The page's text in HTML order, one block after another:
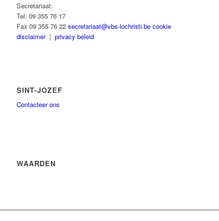
Secretariaat:
Tel. 09 355 76 17
Fax 09 355 76 22 secretariaat@vbs-lochristi.be cookie
disclaimer| privacy beleid
SINT-JOZEF
Contacteer ons
WAARDEN